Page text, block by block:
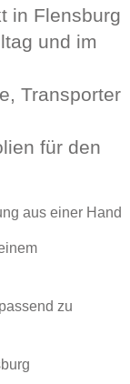
in Flensburg
und im
Transporter
für den
aus einer Hand
zu